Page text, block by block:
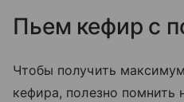
Пьем кефир с
Чтобы получить
кефира, полезно помнить